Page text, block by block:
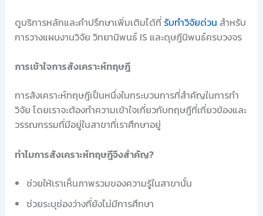
ดูบริการหลักและคำปรึกษาเพิ่มเติมได้ที่ รับทำวิจัยด่วน สำหรับ
การวางแผนงานวิจัย วิทยานิพนธ์ IS และดุษฎีนิพนธ์ครบวงจร
การเข้าใจการสังเคราะห์ทฤษฎี
การสังเคราะห์ทฤษฎีเป็นหนึ่งในกระบวนการที่สำคัญในการทำ
วิจัย โดยเราจะต้องทำความเข้าใจเกี่ยวกับทฤษฎีที่เกี่ยวข้องและ
วรรณกรรมที่มีอยู่ในสาขาที่เราศึกษาอยู่
ทำไมการสังเคราะห์ทฤษฎีจึงสำคัญ?
ช่วยให้เราเห็นภาพรวมของความรู้ในสาขานั้น
ช่วยระบุช่องว่างที่ยังไม่มีการศึกษา